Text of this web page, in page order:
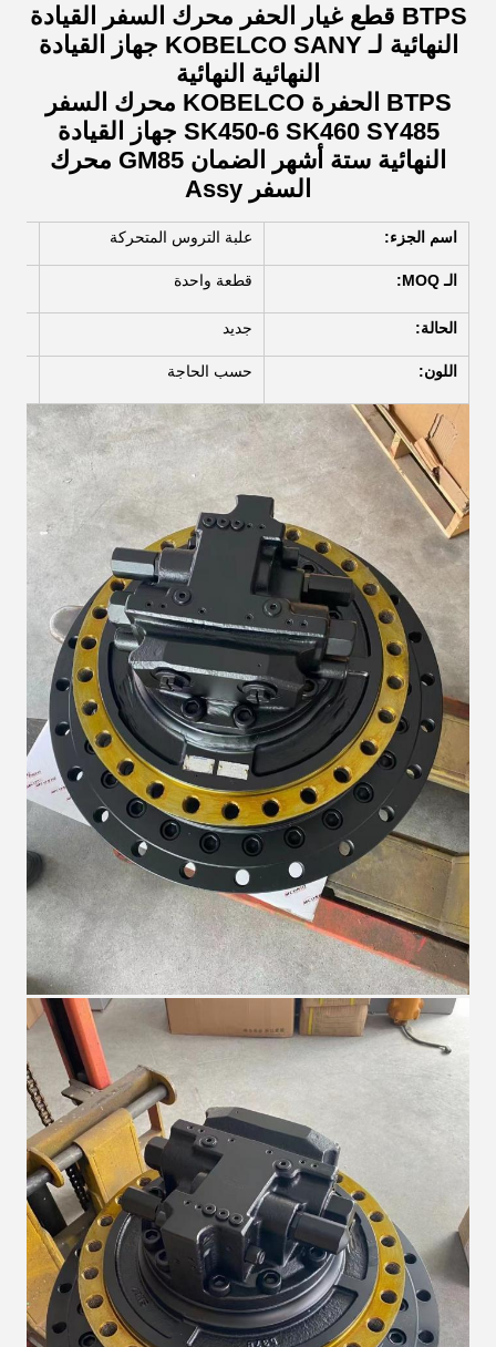
BTPS قطع غيار الحفر محرك السفر القيادة
النهائية لـ KOBELCO SANY جهاز القيادة
النهائية النهائية
BTPS الحفرة KOBELCO محرك السفر
SK450-6 SK460 SY485 جهاز القيادة
النهائية ستة أشهر الضمان GM85 محرك
السفر Assy
اسم الجزء: علبة التروس المتحركة
الـ MOQ: قطعة واحدة
الحالة: جديد
اللون: حسب الحاجة